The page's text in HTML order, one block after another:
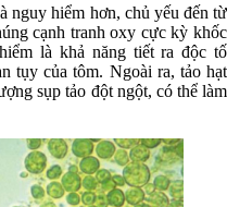
nguy hiểm hơn, chủ yếu đến từ
cạnh tranh oxy cực kỳ khốc
là khả năng tiết ra độc tố
tụy của tôm. Ngoài ra, tảo hạt
sụp tảo đột ngột, có thể làm